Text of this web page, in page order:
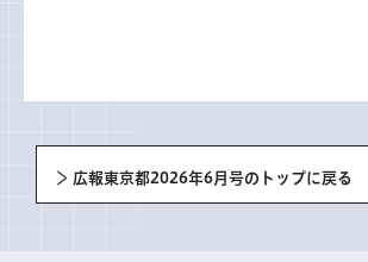
広報東京都2026年6月号のトップに戻る